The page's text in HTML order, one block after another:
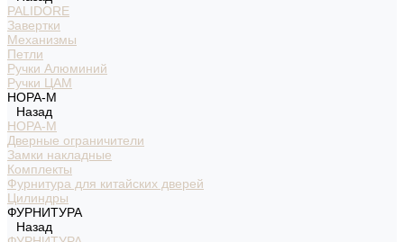
PALIDORE
Завертки
Механизмы
Петли
Ручки Алюминий
Ручки ЦАМ
НОРА-М
Назад
НОРА-М
Дверные ограничители
Замки накладные
Комплекты
Фурнитура для китайских дверей
Цилиндры
ФУРНИТУРА
Назад